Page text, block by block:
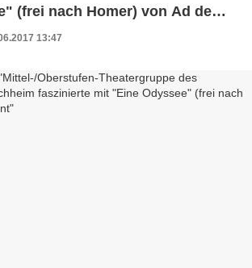
(frei nach Homer) von Ad de
13:47